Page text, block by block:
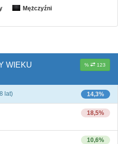
Mężczyźni
% 123
WIEKU
14,3%
lat)
18,5%
10,6%